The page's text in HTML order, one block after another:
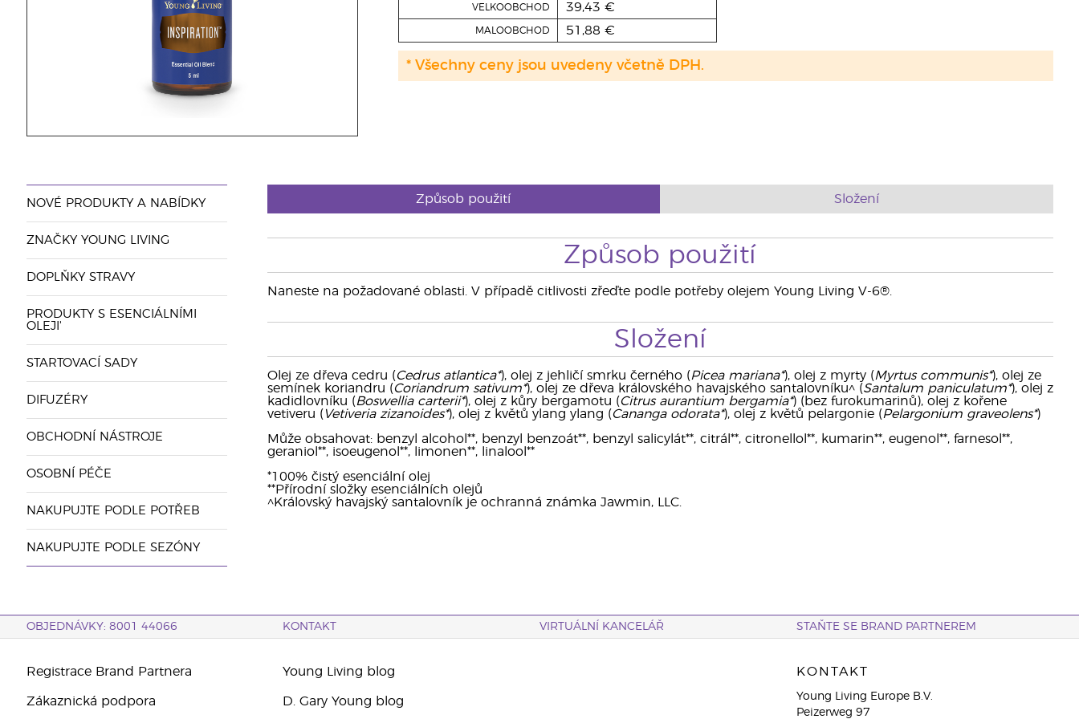
VELKOOBCHOD 39,43 €
MALOOBCHOD 51,88 €
* Všechny ceny jsou uvedeny včetně DPH.
NOVÉ PRODUKTY A NABÍDKY
ZNAČKY YOUNG LIVING
DOPLŇKY STRAVY
PRODUKTY S ESENCIÁLNÍMI
OLEJI'
STARTOVACÍ SADY
DIFUZÉRY
OBCHODNÍ NÁSTROJE
OSOBNÍ PÉČE
NAKUPUJTE PODLE POTŘEB
NAKUPUJTE PODLE SEZÓNY
Způsob použití Složení
Způsob použití
Naneste na požadované oblasti. V případě citlivosti zřeďte podle potřeby olejem Young Living V-6®.
Složení
Olej ze dřeva cedru (Cedrus atlantica*), olej z jehličí smrku černého (Picea mariana*), olej z myrty (Myrtus communis*), olej ze
semínek koriandru (Coriandrum sativum*), olej ze dřeva královského havajského santalovníku^ (Santalum paniculatum*), olej z
kadidlovníku (Boswellia carterii*), olej z kůry bergamotu (Citrus aurantium bergamia*) (bez furokumarinů), olej z kořene
vetiveru ( Vetiveria zizanoides*), olej z květů ylang ylang (Cananga odorata*), olej z květů pelargonie (Pelargonium graveolens*)
Může obsahovat: benzyl alcohol**, benzyl benzoát**, benzyl salicylát**, citrál**, citronellol**, kumarin**, eugenol**, farnesol**,
geraniol**, isoeugenol**, limonen**, linalool**
*100% čistý esenciální olej
**Přírodní složky esenciálních olejů
^Královský havajský santalovník je ochranná známka Jawmin, LLC.
OBJEDNÁVKY: 8001 44066 KONTAKT VIRTUÁLNÍ KANCELÁŘ STAŇTE SE BRAND PARTNEREM
Registrace Brand Partnera
Zákaznická podpora
Young Living blog
D. Gary Young blog
KONTAKT
Young Living Europe B.V.
Peizerweg 97